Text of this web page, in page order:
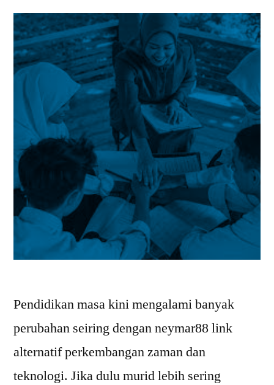
Pendidikan masa kini mengalami banyak
perubahan seiring dengan neymar88 link
alternatif perkembangan zaman dan
teknologi. Jika dulu murid lebih sering